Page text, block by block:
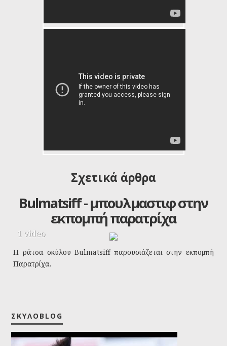
Σχετικά άρθρα
Bulmatsiff - μπουλμαστιφ στην
εκπομπή παρατρίχα
1 video
Η ράτσα σκύλου Bulmatsiff παρουσιάζεται στην εκπομπή
Παρατρίχα.
ΣΚΥΛΟBLOG